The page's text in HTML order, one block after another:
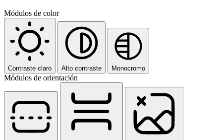
Módulos de color
Contraste claro Alto contraste Monocromo
Módulos de orientación